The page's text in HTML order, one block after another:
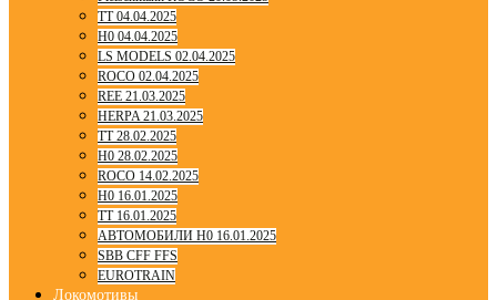
TT 04.04.2025
H0 04.04.2025
LS MODELS 02.04.2025
ROCO 02.04.2025
REE 21.03.2025
HERPA 21.03.2025
TT 28.02.2025
H0 28.02.2025
ROCO 14.02.2025
H0 16.01.2025
TT 16.01.2025
АВТОМОБИЛИ H0 16.01.2025
SBB CFF FFS
EUROTRAIN
Локомотивы